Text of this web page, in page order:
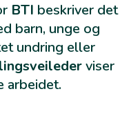
BTI beskriver det
barn, unge og
undring eller
viser
arbeidet.